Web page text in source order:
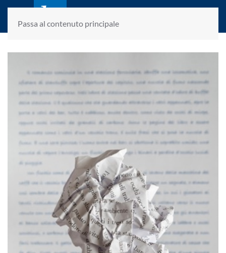
Passa al contenuto principale
laletteraturaenoi.it
fondato da Romano Luperini